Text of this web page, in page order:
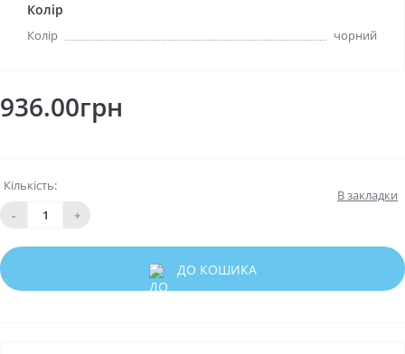
Колір
Колір чорний
936.00грн
Кількість:
-
+
В закладки
ДО КОШИКА